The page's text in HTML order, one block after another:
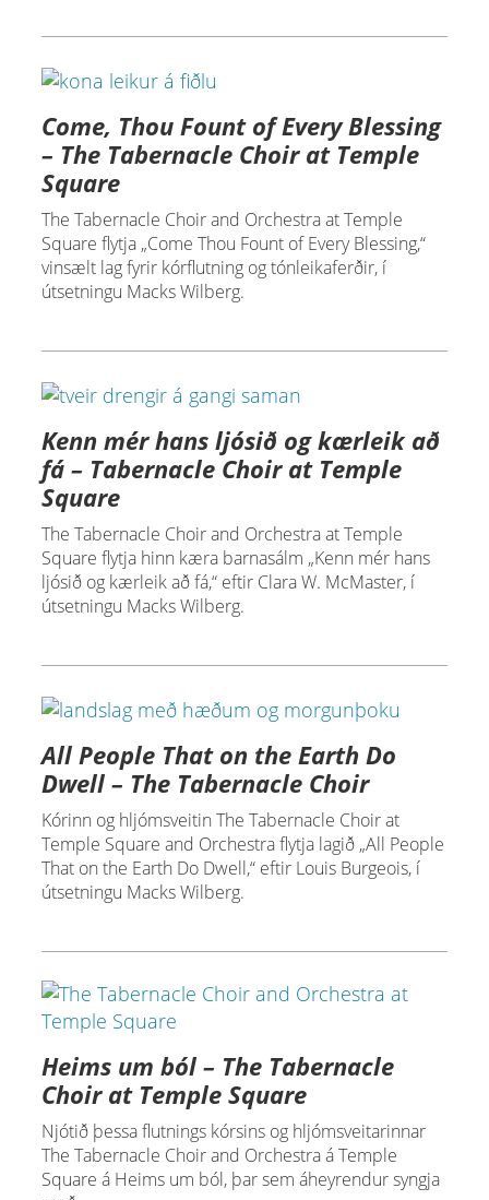
Come, Thou Fount of Every Blessing
– The Tabernacle Choir at Temple
Square
The Tabernacle Choir and Orchestra at Temple
Square flytja „Come Thou Fount of Every Blessing,“
vinsælt lag fyrir kórflutning og tónleikaferðir, í
útsetningu Macks Wilberg.
Kenn mér hans ljósið og kærleik að
fá – Tabernacle Choir at Temple
Square
The Tabernacle Choir and Orchestra at Temple
Square flytja hinn kæra barnasálm „Kenn mér hans
ljósið og kærleik að fá,“ eftir Clara W. McMaster, í
útsetningu Macks Wilberg.
All People That on the Earth Do
Dwell – The Tabernacle Choir
Kórinn og hljómsveitin The Tabernacle Choir at
Temple Square and Orchestra flytja lagið „All People
That on the Earth Do Dwell,“ eftir Louis Burgeois, í
útsetningu Macks Wilberg.
Heims um ból – The Tabernacle
Choir at Temple Square
Njótið þessa flutnings kórsins og hljómsveitarinnar
The Tabernacle Choir and Orchestra á Temple
Square á Heims um ból, þar sem áheyrendur syngja